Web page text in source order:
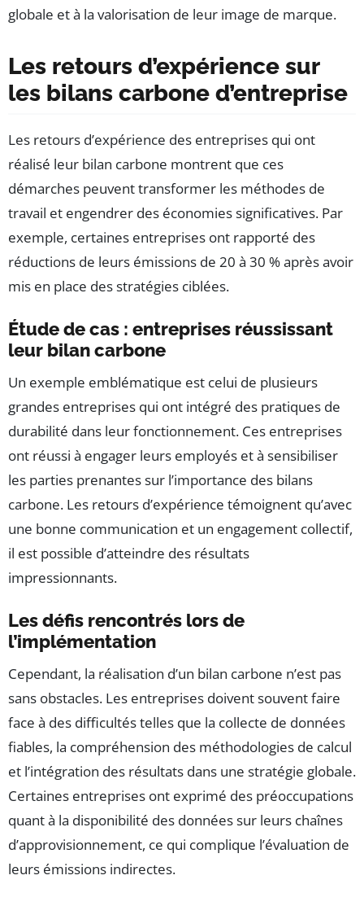
globale et à la valorisation de leur image de marque.
Les retours d’expérience sur
les bilans carbone d’entreprise
Les retours d’expérience des entreprises qui ont
réalisé leur bilan carbone montrent que ces
démarches peuvent transformer les méthodes de
travail et engendrer des économies significatives. Par
exemple, certaines entreprises ont rapporté des
réductions de leurs émissions de 20 à 30 % après avoir
mis en place des stratégies ciblées.
Étude de cas : entreprises réussissant
leur bilan carbone
Un exemple emblématique est celui de plusieurs
grandes entreprises qui ont intégré des pratiques de
durabilité dans leur fonctionnement. Ces entreprises
ont réussi à engager leurs employés et à sensibiliser
les parties prenantes sur l’importance des bilans
carbone. Les retours d’expérience témoignent qu’avec
une bonne communication et un engagement collectif,
il est possible d’atteindre des résultats
impressionnants.
Les défis rencontrés lors de
l’implémentation
Cependant, la réalisation d’un bilan carbone n’est pas
sans obstacles. Les entreprises doivent souvent faire
face à des difficultés telles que la collecte de données
fiables, la compréhension des méthodologies de calcul
et l’intégration des résultats dans une stratégie globale.
Certaines entreprises ont exprimé des préoccupations
quant à la disponibilité des données sur leurs chaînes
d’approvisionnement, ce qui complique l’évaluation de
leurs émissions indirectes.